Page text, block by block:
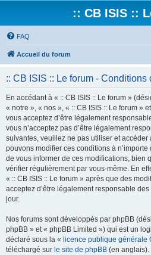
:: CB ISIS ::
FAQ
Accueil du forum
:: CB ISIS :: Le forum - Conditions
En accédant à « :: CB ISIS :: Le forum »
« notre », « nos », « :: CB ISIS :: Le forum »
vous acceptez d’être légalement
vous n’acceptez pas d’être légalement
suivantes, veuillez ne pas utiliser et accéder
pouvons modifier ces conditions à
de vous informer de ces modifications, bien
vérifier régulièrement par vous-même. En
« :: CB ISIS :: Le forum » après que des
acceptez d’être légalement responsable
jour.
Nos forums sont développés par phpBB
phpBB » et « phpBB Limited ») qui est un
déclaré sous la « licence publique générale
téléchargé sur le site de phpBB (en